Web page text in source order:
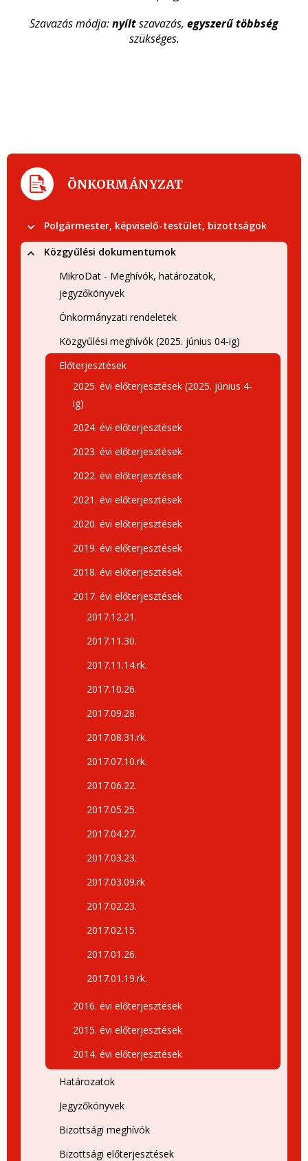
Szavazás módja:nyíltszavazás, egyszerű többség
szükséges.
ÖNKORMÁNYZAT
Polgármester, képviselő-testület, bizottságok
Közgyűlési dokumentumok
MikroDat - Meghívók, határozatok,
jegyzőkönyvek
Önkormányzati rendeletek
Közgyűlési meghívók (2025. június 04-ig)
Előterjesztések
2025. évi előterjesztések (2025. június 4-
ig)
2024. évi előterjesztések
2023. évi előterjesztések
2022. évi előterjesztések
2021. évi előterjesztések
2020. évi előterjesztések
2019. évi előterjesztések
2018. évi előterjesztések
2017. évi előterjesztések
2017.12.21.
2017.11.30.
2017.11.14.rk.
2017.10.26.
2017.09.28.
2017.08.31.rk.
2017.07.10.rk.
2017.06.22.
2017.05.25.
2017.04.27.
2017.03.23.
2017.03.09.rk
2017.02.23.
2017.02.15.
2017.01.26.
2017.01.19.rk.
2016. évi előterjesztések
2015. évi előterjesztések
2014. évi előterjesztések
Határozatok
Jegyzőkönyvek
Bizottsági meghívók
Bizottsági előterjesztések